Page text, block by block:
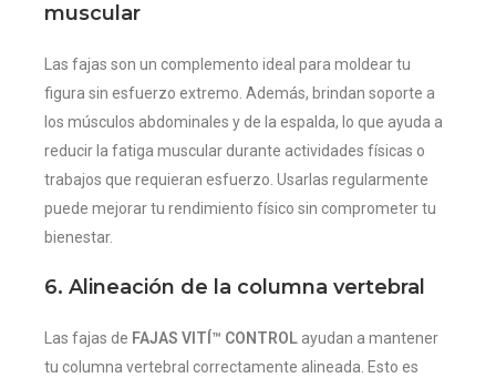
muscular
Las fajas son un complemento ideal para moldear tu
figura sin esfuerzo extremo. Además, brindan soporte a
los músculos abdominales y de la espalda, lo que ayuda a
reducir la fatiga muscular durante actividades físicas o
trabajos que requieran esfuerzo. Usarlas regularmente
puede mejorar tu rendimiento físico sin comprometer tu
bienestar.
6. Alineación de la columna vertebral
Las fajas de FAJAS VITÍ™ CONTROL ayudan a mantener
tu columna vertebral correctamente alineada. Esto es